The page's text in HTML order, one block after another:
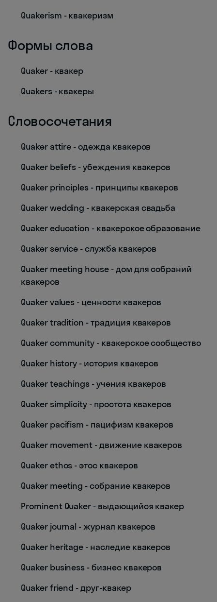
Quakerism - квакеризм
Формы слова
Quaker - квакер
Quakers - квакеры
Словосочетания
Quaker attire - одежда квакеров
Quaker beliefs - убеждения квакеров
Quaker principles - принципы квакеров
Quaker wedding - квакерская свадьба
Quaker education - квакерское образование
Quaker service - служба квакеров
Quaker meeting house - дом для собраний
квакеров
Quaker values - ценности квакеров
Quaker tradition - традиция квакеров
Quaker community - квакерское сообщество
Quaker history - история квакеров
Quaker teachings - учения квакеров
Quaker simplicity - простота квакеров
Quaker pacifism - пацифизм квакеров
Quaker movement - движение квакеров
Quaker ethos - этос квакеров
Quaker meeting - собрание квакеров
Prominent Quaker - выдающийся квакер
Quaker journal - журнал квакеров
Quaker heritage - наследие квакеров
Quaker business - бизнес квакеров
Quaker friend - друг-квакер